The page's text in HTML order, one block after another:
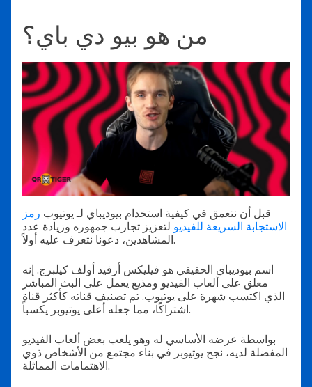
من هو بيو دي باي؟
قبل أن نتعمق في كيفية استخدام بيوديباي لـ يوتيوب رمز
الاستجابة السريعة للفيديو لتعزيز تجارب جمهوره وزيادة عدد
المشاهدين، دعونا نتعرف عليه أولاً.
اسم بيوديباي الحقيقي هو فيليكس أرفيد أولف كيلبرج. إنه
معلق على ألعاب الفيديو ومذيع يعمل على البث المباشر
الذي اكتسب شهرة على يوتيوب. تم تصنيف قناته كأكثر قناة
اشتراكًا، مما جعله أعلى يوتيوبر يكسباً.
بواسطة عرضه الأساسي له وهو يلعب بعض ألعاب الفيديو
المفضلة لديه، نجح يوتيوبر في بناء مجتمع من الأشخاص ذوي
الاهتمامات المماثلة.